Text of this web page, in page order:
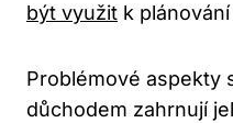
být využit k
Problémové aspekty
důchodem zahrnují